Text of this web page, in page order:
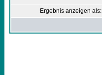
Ergebnis anzeigen als: